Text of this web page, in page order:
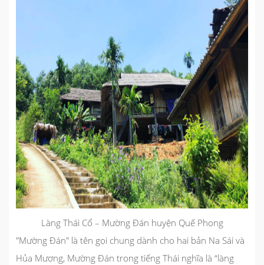
Làng Thái Cổ – Mường Đán huyện Quế Phong
"Mường Đán" là tên gọi chung dành cho hai bản Na Sái và
Hủa Mương, Mường Đán trong tiếng Thái nghĩa là “làng